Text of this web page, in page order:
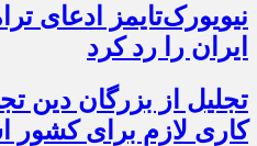
نیویورک‌تایمز ادعای
ایران را رد کرد
تجلیل از بزرگان دین
کاری لازم برای